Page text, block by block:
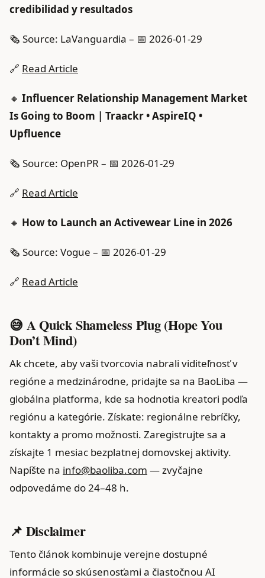
credibilidad y resultados
🗞️ Source: LaVanguardia – 📅 2026-01-29
🔗 Read Article
🔸 Influencer Relationship Management Market
Is Going to Boom | Traackr • AspireIQ •
Upfluence
🗞️ Source: OpenPR – 📅 2026-01-29
🔗 Read Article
🔸 How to Launch an Activewear Line in 2026
🗞️ Source: Vogue – 📅 2026-01-29
🔗 Read Article
😅 A Quick Shameless Plug (Hope You
Don’t Mind)
Ak chcete, aby vaši tvorcovia nabrali viditeľnosť v
regióne a medzinárodne, pridajte sa na BaoLiba —
globálna platforma, kde sa hodnotia kreatori podľa
regiónu a kategórie. Získate: regionálne rebríčky,
kontakty a promo možnosti. Zaregistrujte sa a
získajte 1 mesiac bezplatnej domovskej aktivity.
Napíšte na info@baoliba.com — zvyčajne
odpovedáme do 24–48 h.
📌 Disclaimer
Tento článok kombinuje verejne dostupné
informácie so skúsenosťami a čiastočnou AI